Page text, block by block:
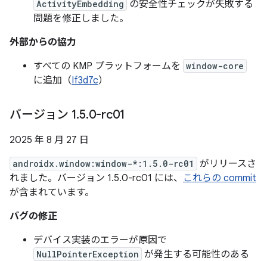
ActivityEmbedding の安全性チェックが失敗する
問題を修正しました。
外部からの協力
すべての KMP プラットフォームを window-core
に追加（If3d7c）
バージョン 1.5.0-rc01
2025 年 8 月 27 日
androidx.window:window-*:1.5.0-rc01
がリリースさ
れました。バージョン 1.5.0-rc01 には、 これらの commit
が含まれています。
バグの修正
デバイス実装のエラーが原因で
NullPointerException が発生する可能性のある